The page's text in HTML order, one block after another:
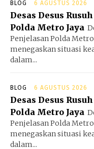
BLOG 6 AGUSTUS 2026
Desas Desus
Polda Metro Jaya
Penjelasan Polda
menegaskan situasi
dalam...
BLOG 6 AGUSTUS 2026
Desas Desus
Polda Metro Jaya
Penjelasan Polda
menegaskan situasi
dalam...